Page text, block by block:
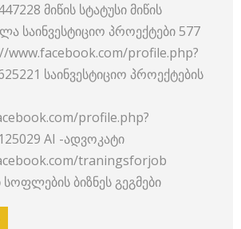
მიწის სტატუსი მიწის
საინვესტიციო პროექტები 577
www.facebook.com/profile.php?
საინვესტიციო პროექტების
profile.php?
AI -ადვოკატი
traningsforjob
ბიზნეს გეგმები